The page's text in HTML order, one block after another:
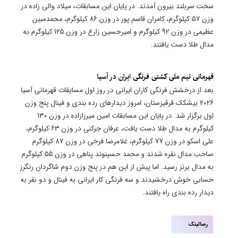
سخت سربلند بیرون آمدند. در پایان این مسابقات، میلاد والی زاده در
وزن 57 کیلوگرم، کامران قاسم پور در وزن 86 کیلوگرم، محمدمبین
عظیمی در وزن 92 کیلوگرم و امیرحسین زارع در وزن 125 کیلوگرم به
مدال طلا دست یافتند.
قهرمانی تیم ملی کشتی فرنگی ایران در آسیا
بعد از درخشش فرنگی کاران ایرانی در روز اول مسابقات قهرمانی آسیا
2026 بیشکک قرقیزستان، امروز دیدارهای رده بندی و فینال پنج وزن
اول برگزار شد. در پایان این مسابقات امین میرزازاده در وزن 130
کیلوگرم به مدال طلا دست یافت، عرفان جرکنی در وزن 63 کیلوگرم،
علی اسکو در وزن 77 کیلوگرم، غلامرضا فرخی در وزن 87 کیلوگرم
صاحب مدال نقره شدند و محمد حسینوند پناهی در وزن 55 کیلوگرم
به مدال برنز رسید. اما پیش از این هم در پنج‌ وزن دوم شاگردان رنگرز
حسابی خوش درخشیدند و سه فرنگی کار ایرانی به فینال و دو نفر به
دیدار‌ رده بندی راه یافتند.
رسالینک